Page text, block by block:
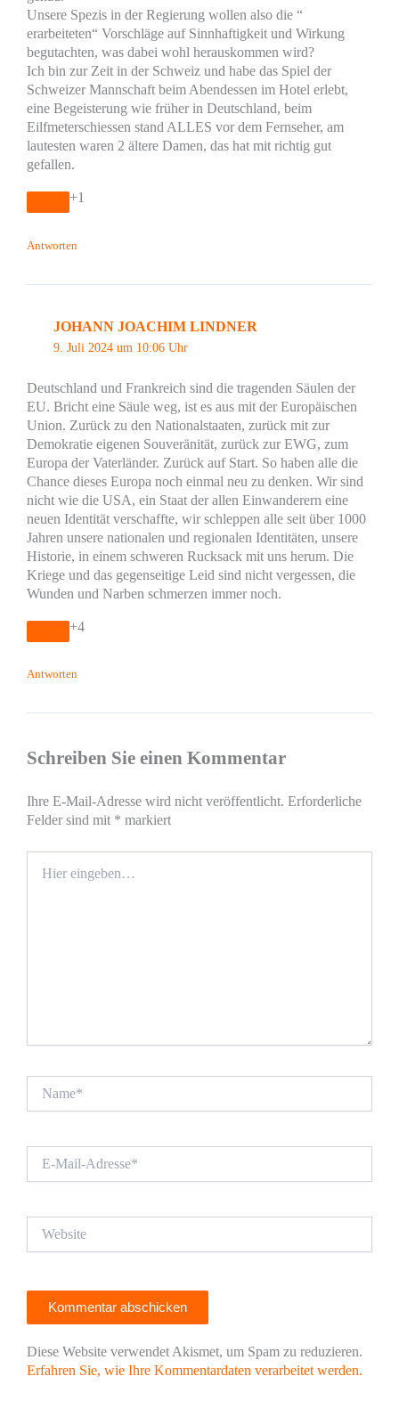
Unsere Spezis in der Regierung wollen also die “
erarbeiteten“ Vorschläge auf Sinnhaftigkeit und Wirkung
begutachten, was dabei wohl herauskommen wird?
Ich bin zur Zeit in der Schweiz und habe das Spiel der
Schweizer Mannschaft beim Abendessen im Hotel erlebt,
eine Begeisterung wie früher in Deutschland, beim
Eilfmeterschiessen stand ALLES vor dem Fernseher, am
lautesten waren 2 ältere Damen, das hat mit richtig gut
gefallen.
+1
Antworten
JOHANN JOACHIM LINDNER
9. Juli 2024 um 10:06 Uhr
Deutschland und Frankreich sind die tragenden Säulen der
EU. Bricht eine Säule weg, ist es aus mit der Europäischen
Union. Zurück zu den Nationalstaaten, zurück mit zur
Demokratie eigenen Souveränität, zurück zur EWG, zum
Europa der Vaterländer. Zurück auf Start. So haben alle die
Chance dieses Europa noch einmal neu zu denken. Wir sind
nicht wie die USA, ein Staat der allen Einwanderern eine
neuen Identität verschaffte, wir schleppen alle seit über 1000
Jahren unsere nationalen und regionalen Identitäten, unsere
Historie, in einem schweren Rucksack mit uns herum. Die
Kriege und das gegenseitige Leid sind nicht vergessen, die
Wunden und Narben schmerzen immer noch.
+4
Antworten
Schreiben Sie einen Kommentar
Ihre E-Mail-Adresse wird nicht veröffentlicht. Erforderliche
Felder sind mit * markiert
eingeben…
Mail-
Diese Website verwendet Akismet, um Spam zu reduzieren.
Erfahren Sie, wie Ihre Kommentardaten verarbeitet werden.